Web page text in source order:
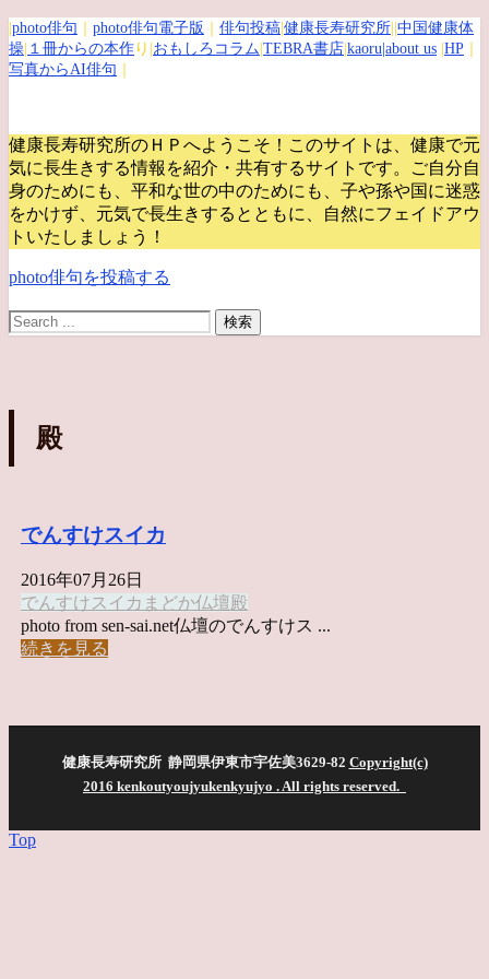
photo俳句 photo俳句電子版 俳句投稿 健康長寿研究所 中国健康体
操 １冊からの本作 り| おもしろコラム TEBRA書店 kaoru |about us HP
写真からAI俳句
健康長寿研究所のＨＰへようこそ！このサイトは、健康で元
気に長生きする情報を紹介・共有するサイトです。
ご自分自
身のためにも、平和な世の中のためにも、子や孫や国に迷惑
をかけず、元気で長生きするとともに、自然にフェイドアウ
トいたしましょう！
photo俳句を投稿する
殿
でんすけスイカ
2016年07月26日
でんすけスイカ まどか仏壇殿
photo from sen-sai.net仏壇のでんすけス ...
続きを見る
健康長寿研究所 静岡県伊東市宇佐美3629-82 Copyright(c)
2016 kenkoutyoujyukenkyujyo . All rights reserved.
Top